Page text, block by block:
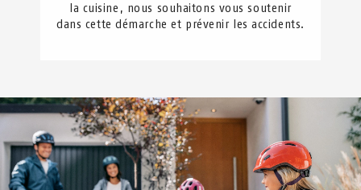
la cuisine, nous souhaitons vous soutenir
dans cette démarche et prévenir les accidents.